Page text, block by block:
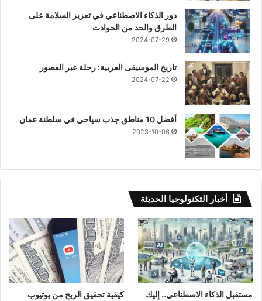
دور الذكاء الاصطناعي في تعزيز السلامة على
الطرق والحد من الحوادث
2024-07-29
تاريخ الموسيقى العربية: رحلة عبر العصور
2024-07-22
أفضل 10 مناطق جذب سياحي في سلطنة عمان
2023-10-06
أخبار التكنولوجيا الحديثة
مستقبل الذكاء الاصطناعي.. إليك
كيفية تحقيق الربح من يوتيوب